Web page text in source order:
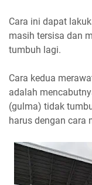
Cara ini dapat
masih tersisa dan
tumbuh lagi.
Cara kedua
adalah
(gulma) tidak
harus dengan cara